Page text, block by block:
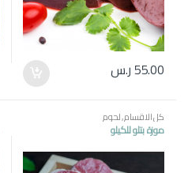
55.00ر.س
كل الاقسام,لحوم
موزة بتلو للكيلو